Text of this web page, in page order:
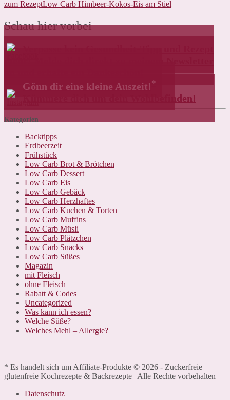
zum RezeptLow Carb Himbeer-Kokos-Eis am Stiel
Schau hier vorbei
Gönn dir eine kleine Auszeit!*
Kümmere dich um dein Wohlbefinden!
Kategorien
Backtipps
Erdbeerzeit
Frühstück
Low Carb Brot & Brötchen
Low Carb Dessert
Low Carb Eis
Low Carb Gebäck
Low Carb Herzhaftes
Low Carb Kuchen & Torten
Low Carb Muffins
Low Carb Müsli
Low Carb Plätzchen
Low Carb Snacks
Low Carb Süßes
Magazin
mit Fleisch
ohne Fleisch
Rabatt & Codes
Uncategorized
Was kann ich essen?
Welche Süße?
Welches Mehl – Allergie?
* Es handelt sich um Affiliate-Produkte © 2026 - Zuckerfreie
glutenfreie Kochrezepte & Backrezepte | Alle Rechte vorbehalten
Datenschutz